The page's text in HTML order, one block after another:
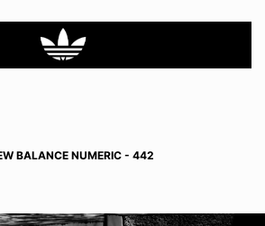
BALANCE NUMERIC - 442